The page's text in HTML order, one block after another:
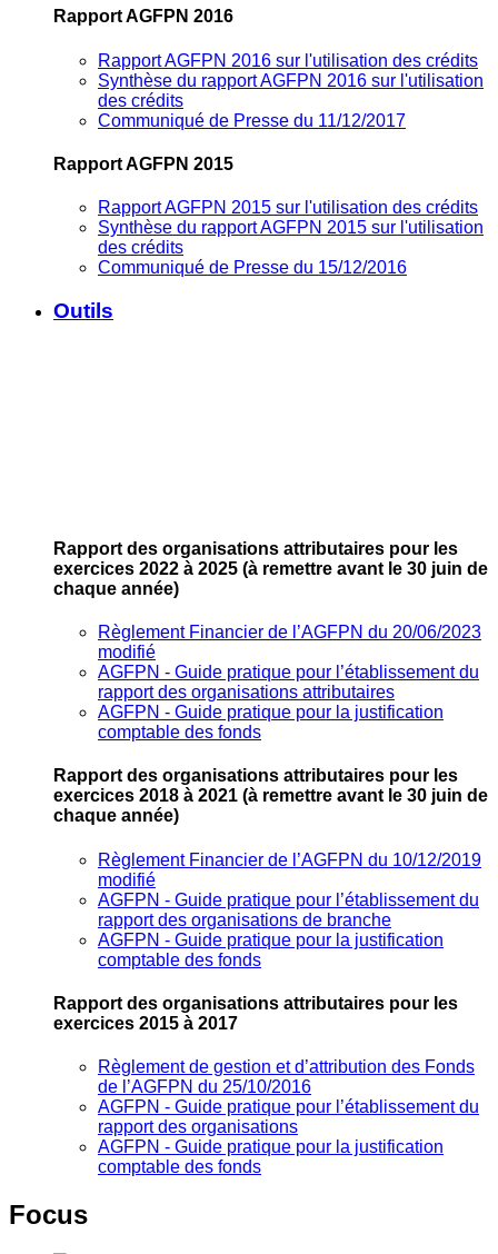
Rapport AGFPN 2016
Rapport AGFPN 2016 sur l'utilisation des crédits
Synthèse du rapport AGFPN 2016 sur l'utilisation
des crédits
Communiqué de Presse du 11/12/2017
Rapport AGFPN 2015
Rapport AGFPN 2015 sur l'utilisation des crédits
Synthèse du rapport AGFPN 2015 sur l'utilisation
des crédits
Communiqué de Presse du 15/12/2016
Outils
Rapport des organisations attributaires pour les
exercices 2022 à 2025 (à remettre avant le 30 juin de
chaque année)
Règlement Financier de l’AGFPN du 20/06/2023
modifié
AGFPN ‐ Guide pratique pour l’établissement du
rapport des organisations attributaires
AGFPN ‐ Guide pratique pour la justification
comptable des fonds
Rapport des organisations attributaires pour les
exercices 2018 à 2021 (à remettre avant le 30 juin de
chaque année)
Règlement Financier de l’AGFPN du 10/12/2019
modifié
AGFPN ‐ Guide pratique pour l’établissement du
rapport des organisations de branche
AGFPN ‐ Guide pratique pour la justification
comptable des fonds
Rapport des organisations attributaires pour les
exercices 2015 à 2017
Règlement de gestion et d’attribution des Fonds
de l’AGFPN du 25/10/2016
AGFPN ‐ Guide pratique pour l’établissement du
rapport des organisations
AGFPN ‐ Guide pratique pour la justification
comptable des fonds
Focus